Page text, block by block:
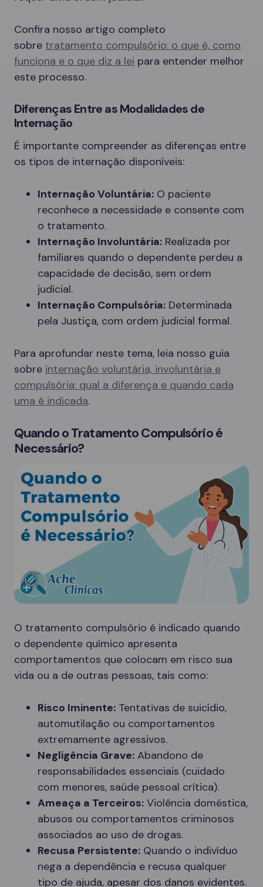
Confira nosso artigo completo
sobre tratamento compulsório: o que é, como
funciona e o que diz a lei para entender melhor
este processo.
Diferenças Entre as Modalidades de
Internação
É importante compreender as diferenças entre
os tipos de internação disponíveis:
Internação Voluntária: O paciente
reconhece a necessidade e consente com
o tratamento.
Internação Involuntária: Realizada por
familiares quando o dependente perdeu a
capacidade de decisão, sem ordem
judicial.
Internação Compulsória: Determinada
pela Justiça, com ordem judicial formal.
Para aprofundar neste tema, leia nosso guia
sobre internação voluntária, involuntária e
compulsória: qual a diferença e quando cada
uma é indicada.
Quando o Tratamento Compulsório é
Necessário?
O tratamento compulsório é indicado quando
o dependente químico apresenta
comportamentos que colocam em risco sua
vida ou a de outras pessoas, tais como:
Risco Iminente: Tentativas de suicídio,
automutilação ou comportamentos
extremamente agressivos.
Negligência Grave: Abandono de
responsabilidades essenciais (cuidado
com menores, saúde pessoal crítica).
Ameaça a Terceiros: Violência doméstica,
abusos ou comportamentos criminosos
associados ao uso de drogas.
Recusa Persistente: Quando o indivíduo
nega a dependência e recusa qualquer
tipo de ajuda, apesar dos danos evidentes.